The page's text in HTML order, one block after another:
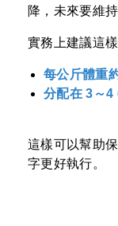
降，未來要維
實務上建議這
每公斤體重
分配在 3～4
這樣可以幫助
字更好執行。